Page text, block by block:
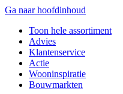
Ga naar hoofdinhoud
Toon hele assortiment
Advies
Klantenservice
Actie
Wooninspiratie
Bouwmarkten